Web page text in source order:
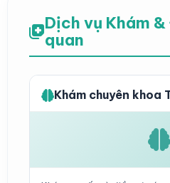
Dịch vụ Khám
quan
Khám chuyên khoa